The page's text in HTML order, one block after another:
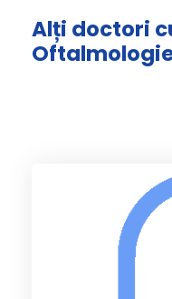
Alți doctori